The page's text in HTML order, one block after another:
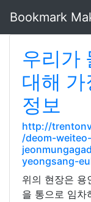
Bookmark
우리가
대해
정보
http://
/deom-
yeongsang-
위의 현장은 용
을 통으로 임차